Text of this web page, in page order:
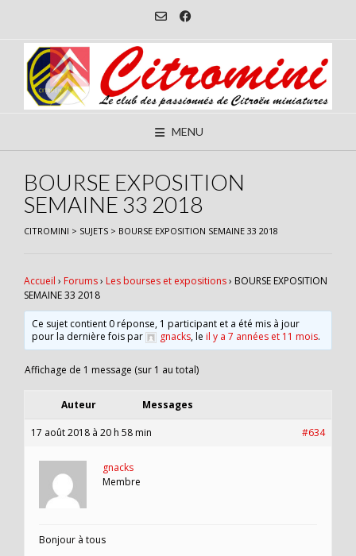
content
MENU
BOURSE EXPOSITION
SEMAINE 33 2018
CITROMINI > SUJETS > BOURSE EXPOSITION SEMAINE 33 2018
Accueil › Forums› Les bourses et expositions› BOURSE EXPOSITION
SEMAINE 33 2018
Ce sujet contient 0 réponse, 1 participant et a été mis à jour
pour la dernière fois par
gnacks, leil y a 7 années et 11 mois.
Affichage de 1 message (sur 1 au total)
Auteur Messages
17 août 2018 à 20 h 58 min #634
gnacks
Membre
Bonjour à tous